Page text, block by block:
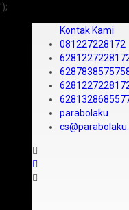
');
Kontak Kami
081227228172
parabolaku